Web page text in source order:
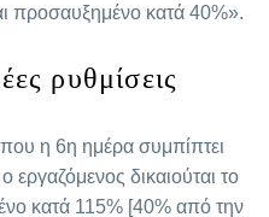
προσαυξημένο κατά 40%».
ρυθμίσεις
η 6η ημέρα συμπίπτει
εργαζόμενος δικαιούται το
κατά 115% [40% από την